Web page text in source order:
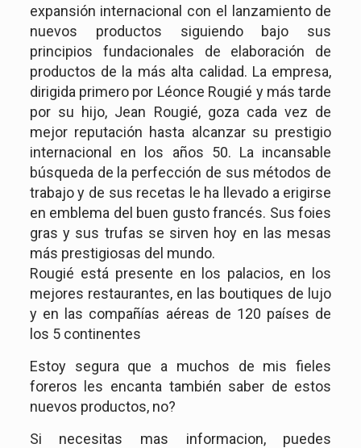
expansión internacional con el lanzamiento de
nuevos productos siguiendo bajo sus
principios fundacionales de elaboración de
productos de la más alta calidad. La empresa,
dirigida primero por Léonce Rougié y más tarde
por su hijo, Jean Rougié, goza cada vez de
mejor reputación hasta alcanzar su prestigio
internacional en los años 50. La incansable
búsqueda de la perfección de sus métodos de
trabajo y de sus recetas le ha llevado a erigirse
en emblema del buen gusto francés. Sus foies
gras y sus trufas se sirven hoy en las mesas
más prestigiosas del mundo.
Rougié está presente en los palacios, en los
mejores restaurantes, en las boutiques de lujo
y en las compañías aéreas de 120 países de
los 5 continentes
Estoy segura que a muchos de mis fieles
foreros les encanta también saber de estos
nuevos productos, no?
Si necesitas mas informacion, puedes